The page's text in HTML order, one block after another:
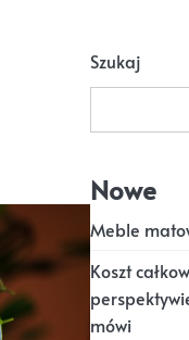
Szukaj
Nowe
Meble
Koszt
mówi